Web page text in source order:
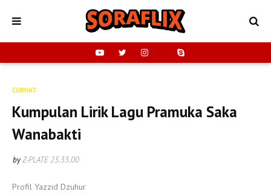
CURHAT
Kumpulan Lirik Lagu Pramuka Saka
Wanabakti
byZ-PLATE23.33.00
Profil Yazzid Dzuhur